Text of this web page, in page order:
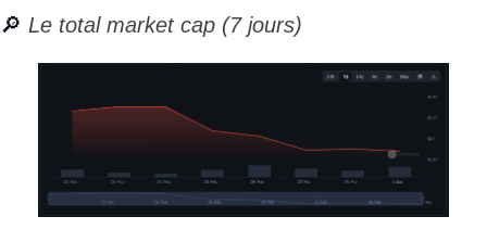
🔎 Le total market cap (7 jours)